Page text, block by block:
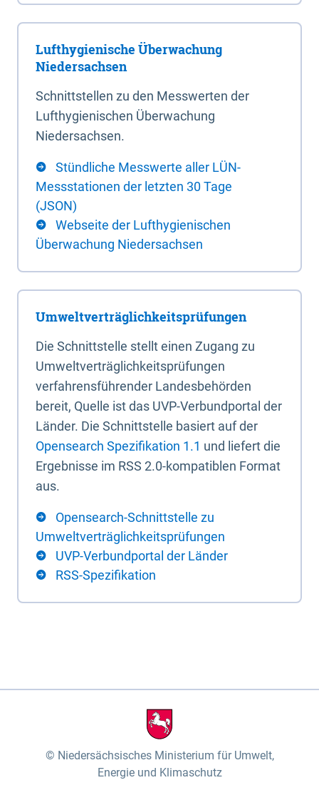
Lufthygienische Überwachung
Niedersachsen
Schnittstellen zu den Messwerten der
Lufthygienischen Überwachung
Niedersachsen.
Stündliche Messwerte aller LÜN-
Messstationen der letzten 30 Tage
(JSON)
Webseite der Lufthygienischen
Überwachung Niedersachsen
Umweltverträglichkeitsprüfungen
Die Schnittstelle stellt einen Zugang zu
Umweltverträglichkeitsprüfungen
verfahrensführender Landesbehörden
bereit, Quelle ist das UVP-Verbundportal der
Länder. Die Schnittstelle basiert auf der
Opensearch Spezifikation 1.1 und liefert die
Ergebnisse im RSS 2.0-kompatiblen Format
aus.
Opensearch-Schnittstelle zu
Umweltverträglichkeitsprüfungen
UVP-Verbundportal der Länder
RSS-Spezifikation
Niedersächsisches Ministerium für Umwelt,
Energie und Klimaschutz